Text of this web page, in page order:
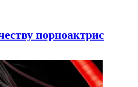
порноактрис